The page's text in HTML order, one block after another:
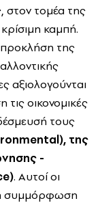
στον τομέα της
καμπή.
της
αξιολογούνται
οικονομικές
τους
της
-
. Αυτοί οι
συμμόρφωση